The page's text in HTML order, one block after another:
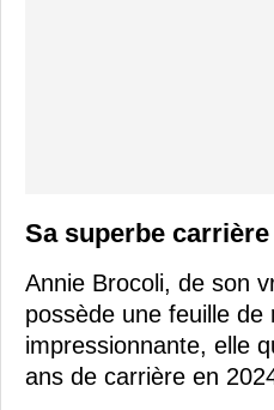
Sa superbe carrière
Annie Brocoli, de son
possède une feuille de
impressionnante, elle
ans de carrière en